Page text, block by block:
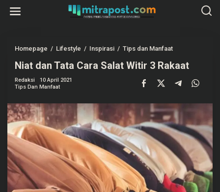
Homepage / Lifestyle / Inspirasi / Tips dan Manfaat
a
t
a
a
a
C
a
a
S
l
a
Niat dan Tata Cara Salat Witir 3 Rakaat
Redaksi
10 April 2021
Tips Dan Manfaat